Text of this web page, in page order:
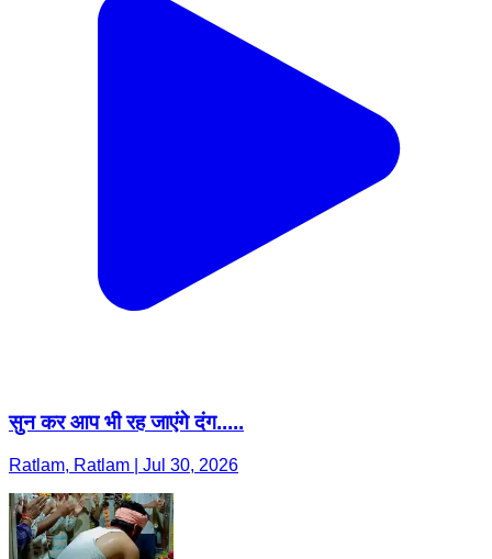
सुन कर आप भी रह जाएंगे दंग.....
Ratlam, Ratlam | Jul 30, 2026